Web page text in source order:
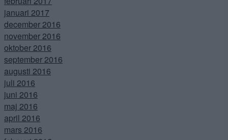
januari 2017
december 2016
november 2016
oktober 2016
september 2016
augusti 2016
juli 2016
juni 2016
maj 2016
april 2016
mars 2016